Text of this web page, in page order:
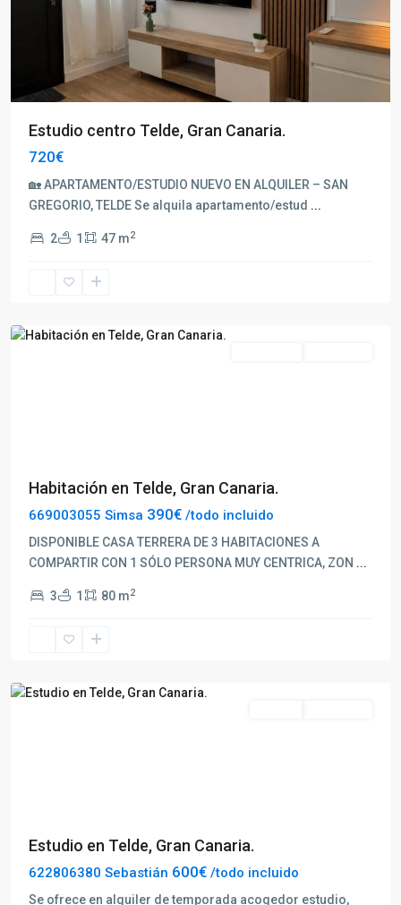
Estudio centro Telde, Gran Canaria.
720€
🏡 APARTAMENTO/ESTUDIO NUEVO EN ALQUILER – SAN
GREGORIO, TELDE Se alquila apartamento/estud ...
2 1 47 m2
Habitación en Telde, Gran Canaria.
669003055 Simsa 390€ /todo incluido
DISPONIBLE CASA TERRERA DE 3 HABITACIONES A
COMPARTIR CON 1 SÓLO PERSONA MUY CENTRICA, ZON ...
3 1 80 m2
Estudio en Telde, Gran Canaria.
622806380 Sebastián 600€ /todo incluido
Se ofrece en alquiler de temporada acogedor estudio,